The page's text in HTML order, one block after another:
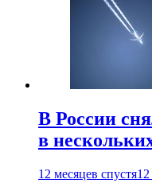
В России
в
12 месяцев спустя